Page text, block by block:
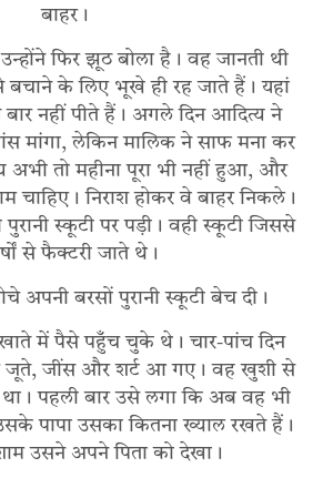
बाहर।
फिर झूठ बोला है। वह जानती थी
के लिए भूखे ही रह जाते हैं। यहां
नहीं पीते हैं। अगले दिन आदित्य ने
मांगा, लेकिन मालिक ने साफ मना कर
अभी तो महीना पूरा भी नहीं हुआ, और
चाहिए। निराश होकर वे बाहर निकले।
स्कूटी पर पड़ी। वही स्कूटी जिससे
से फैक्टरी जाते थे।
अपनी बरसों पुरानी स्कूटी बेच दी।
में पैसे पहुँच चुके थे। चार-पांच दिन
जूते, जींस और शर्ट आ गए। वह खुशी से
था। पहली बार उसे लगा कि अब वह भी
पापा उसका कितना ख्याल रखते हैं।
उसने अपने पिता को देखा।